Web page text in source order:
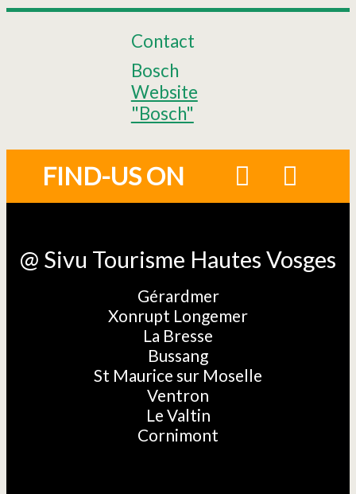
Contact
Bosch
Website
"Bosch"
FIND-US ON
@ Sivu Tourisme Hautes Vosges
Gérardmer
Xonrupt Longemer
La Bresse
Bussang
St Maurice sur Moselle
Ventron
Le Valtin
Cornimont